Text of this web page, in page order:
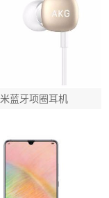
蓝牙项圈耳机